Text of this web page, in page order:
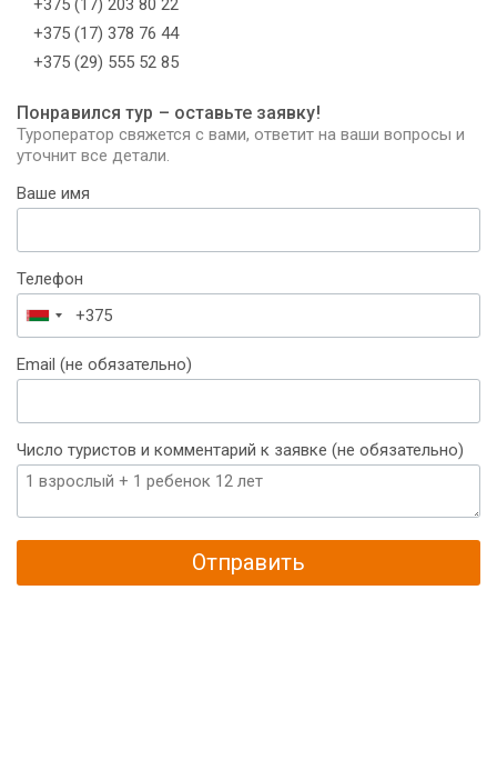
+375 (17) 203 80 22
+375 (17) 378 76 44
+375 (29) 555 52 85
Понравился тур – оставьте заявку!
Туроператор свяжется с вами, ответит на ваши вопросы и
уточнит все детали.
Ваше имя
Телефон
Беларусь
+375
Email (не обязательно)
Число туристов и комментарий к заявке (не обязательно)
Отправить